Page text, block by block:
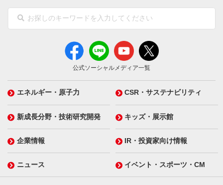
公式ソーシャルメディア一覧
エネルギー・原子力 CSR・サステナビリティ
新成長分野・技術研究開発 キッズ・展示館
企業情報 IR・投資家向け情報
ニュース イベント・スポーツ・CM